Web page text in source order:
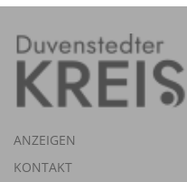
ANZEIGEN
KONTAKT